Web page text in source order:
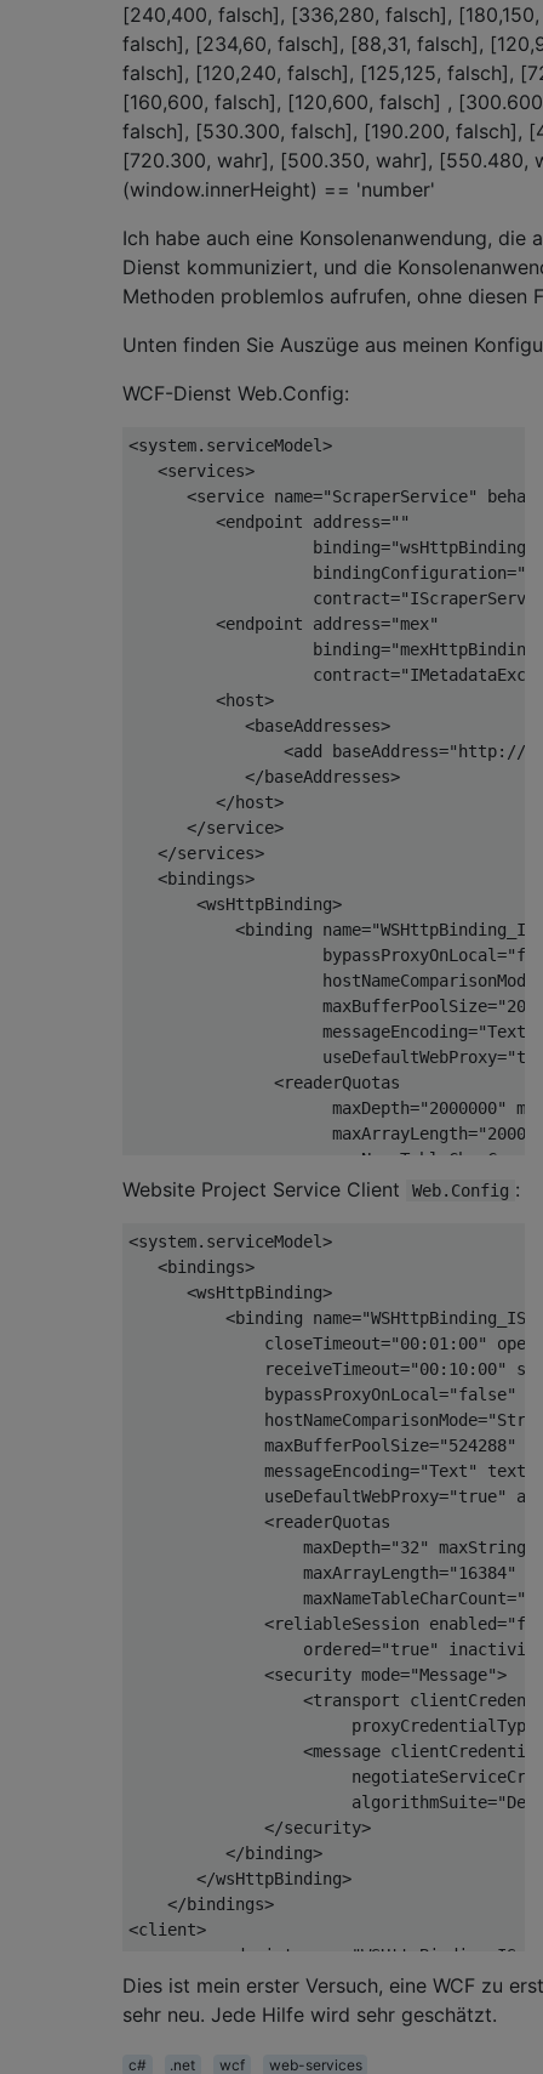
[240,400, falsch], [336,280, falsch],
falsch], [234,60, falsch], [88,31, falsch],
falsch], [120,240, falsch], [125,125, falsch],
[160,600, falsch], [120,600, falsch] ,
falsch], [530.300, falsch], [190.200, falsch],
[720.300, wahr], [500.350, wahr], [550.480,
(window.innerHeight) == 'number'
Ich habe auch eine Konsolenanwendung, die
Dienst kommuniziert, und die
Methoden problemlos aufrufen, ohne diesen
Unten finden Sie Auszüge aus meinen
WCF-Dienst Web.Config:
<system.serviceModel>
   <services>
      <service name=
"ScraperService"
         <endpoint address=
""
                   binding=
"wsHttpBinding"
                   bindingConfiguration=
                   contract=
         <endpoint address=
"mex"
                   binding=
                   contract=
         <host>
            <baseAddresses>
                <
add baseAddress="http://
            </baseAddresses>
         </host>
      </service>
   </services>
   <bindings>
       <wsHttpBinding>
           <binding name=
                    bypassProxyOnLocal=
                    maxBufferPoolSize=
                    messageEncoding=
"Text"
                    useDefaultWebProxy=
               <readerQuotas
                     maxDepth=
"2000000"
                     maxArrayLength=
               <reliableSession
               <security mode=
<message
               </security>
            </binding>
          </wsHttpBinding>
      </bindings>
      <behaviors>
          <serviceBehaviors>
              <behavior name=
<serviceMetadata
<serviceDebug
              </behavior>
          </serviceBehaviors>
Website Project Service Client Web.Config :
<system.serviceModel>
   <bindings>
      <wsHttpBinding>
          <binding name=
              closeTimeout=
"00:01:00"
              receiveTimeout=
"00:10:00"
              bypassProxyOnLocal=
"false"
              hostNameComparisonMode=
              maxBufferPoolSize=
"524288"
              messageEncoding=
"Text"
              useDefaultWebProxy=
"true"
              <readerQuotas
                  maxDepth=
"32"
                  maxArrayLength=
"16384"
                  maxNameTableCharCount=
              <reliableSession enabled=
                  ordered=
"true"
              <security mode=
"Message">
<transport
<message
                       algorithmSuite=
              </security>
          </binding>
       </wsHttpBinding>
    </bindings>
<client>
        <endpoint name=
            address=
"http://example.com/
            binding=
"wsHttpBinding"
            bindingConfiguration=
            contract=
Dies ist mein erster Versuch, eine WCF zu
sehr neu. Jede Hilfe wird sehr geschätzt.
c# .net wcf web-services